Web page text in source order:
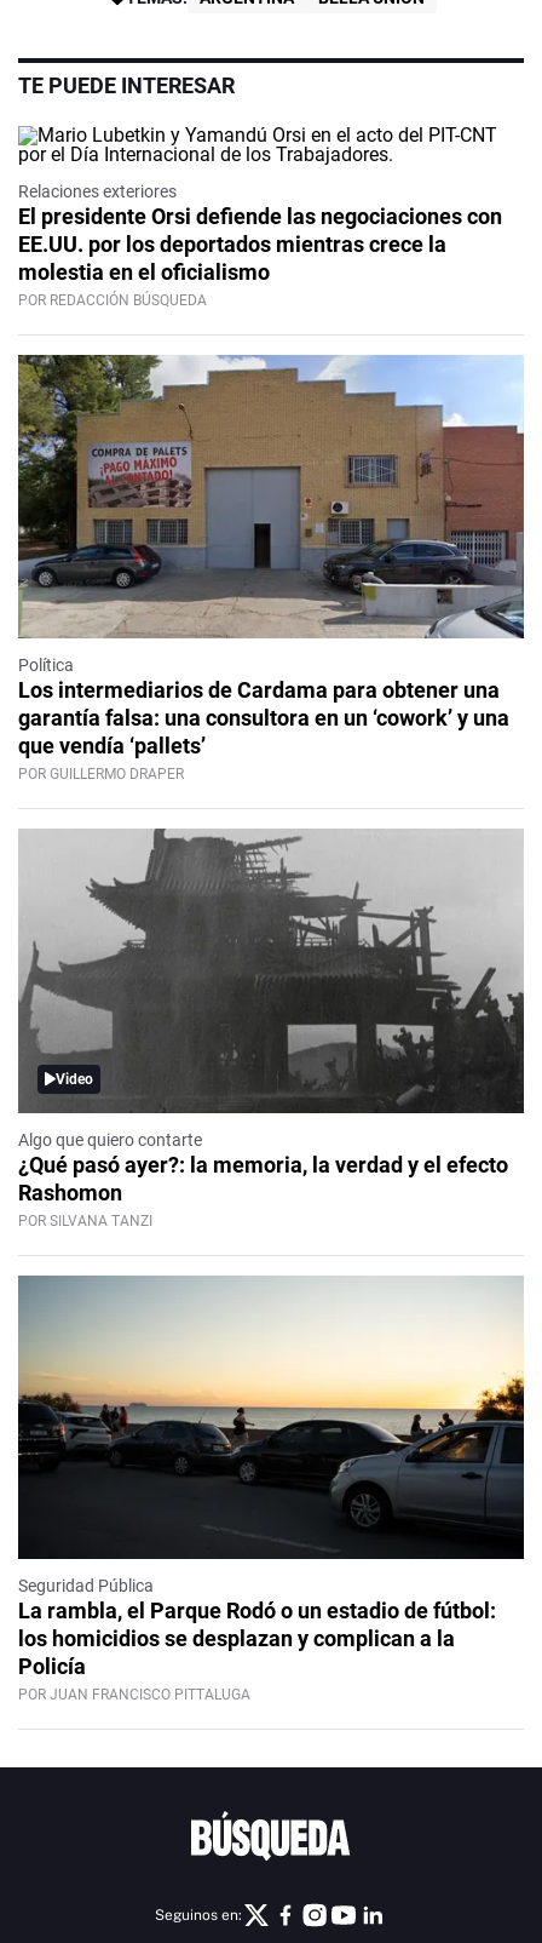
TE PUEDE INTERESAR
Relaciones exteriores
El presidente Orsi defiende las negociaciones con
EE.UU. por los deportados mientras crece la
molestia en el oficialismo
POR REDACCIÓN BÚSQUEDA
Política
Los intermediarios de Cardama para obtener una
garantía falsa: una consultora en un ‘cowork’ y una
que vendía ‘pallets’
POR GUILLERMO DRAPER
Video
Algo que quiero contarte
¿Qué pasó ayer?: la memoria, la verdad y el efecto
Rashomon
POR SILVANA TANZI
Seguridad Pública
La rambla, el Parque Rodó o un estadio de fútbol:
los homicidios se desplazan y complican a la
Policía
POR JUAN FRANCISCO PITTALUGA
Seguinos en: